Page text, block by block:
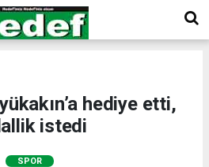
hediye etti,
istedi
SPOR